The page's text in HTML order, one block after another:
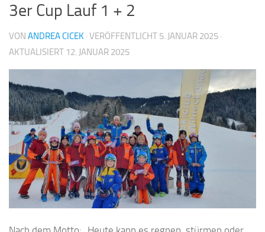
3er Cup Lauf 1 + 2
VON ANDREA CICEK · VERÖFFENTLICHT 5. JANUAR 2025 ·
AKTUALISIERT 12. JANUAR 2025